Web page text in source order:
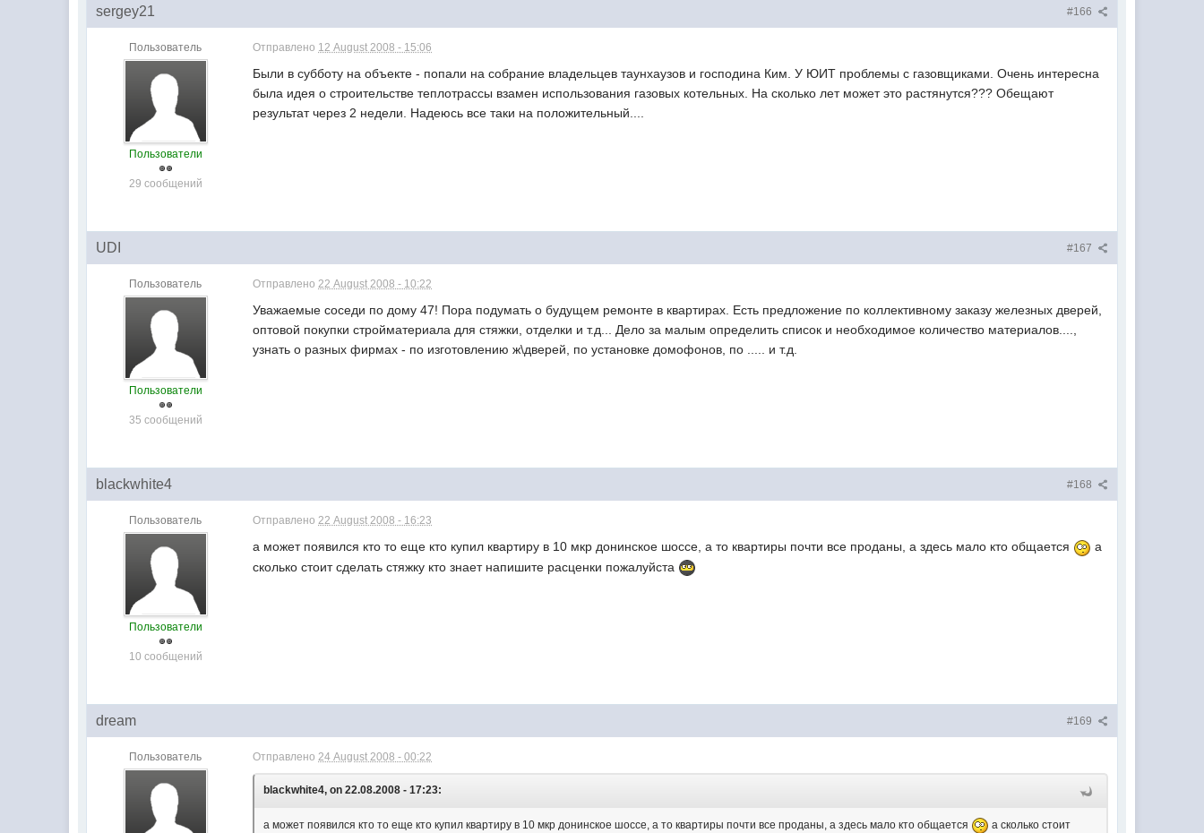
#166
sergey21
Пользователь
Пользователи
29 сообщений
Отправлено 12 August 2008 - 15:06
Были в субботу на объекте - попали на собрание владельцев таунхаузов и господина Ким. У ЮИТ проблемы с газовщиками. Очень интересна
была идея о строительстве теплотрассы взамен использования газовых котельных. На сколько лет может это растянутся??? Обещают
результат через 2 недели. Надеюсь все таки на положительный....
#167
UDI
Пользователь
Пользователи
35 сообщений
Отправлено22 August 2008 - 10:22
Уважаемые соседи по дому 47! Пора подумать о будущем ремонте в квартирах. Есть предложение по коллективному заказу железных дверей,
оптовой покупки стройматериала для стяжки, отделки и т.д... Дело за малым определить список и необходимое количество материалов....,
узнать о разных фирмах - по изготовлению ж\дверей, по установке домофонов, по ..... и т.д.
#168
blackwhite4
Пользователь
Пользователи
10 сообщений
Отправлено22 August 2008 - 16:23
а может появился кто то еще кто купил квартиру в 10 мкр донинское шоссе, а то квартиры почти все проданы, а здесь мало кто общается
а
сколько стоит сделать стяжку кто знает напишите расценки пожалуйста
#169
dream
Пользователь Отправлено24 August 2008 - 00:22
blackwhite4, on 22.08.2008 - 17:23:
а может появился кто то еще кто купил квартиру в 10 мкр донинское шоссе, а то квартиры почти все проданы, а здесь мало кто общается
а сколько стоит